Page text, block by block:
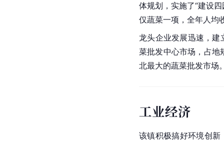
体规划，实施了“建设
仅蔬菜一项，全年人均
龙头企业发展迅速，建
菜批发中心市场，占
北最大的蔬菜批发市场
工业经济
该镇积极搞好环境创